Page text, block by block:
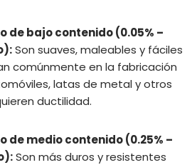
de bajo contenido (0.05% –
Son suaves, maleables y fáciles
comúnmente en la fabricación
latas de metal y otros
ductilidad.
de medio contenido (0.25% –
Son más duros y resistentes